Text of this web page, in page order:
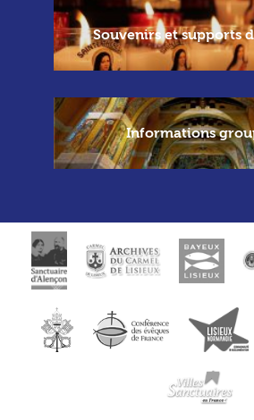
Souvenirs et supports
Informations